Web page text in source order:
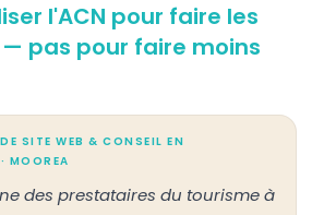
l'ACN pour faire les
pas pour faire moins
SITE WEB & CONSEIL EN
MOOREA
des prestataires du tourisme à